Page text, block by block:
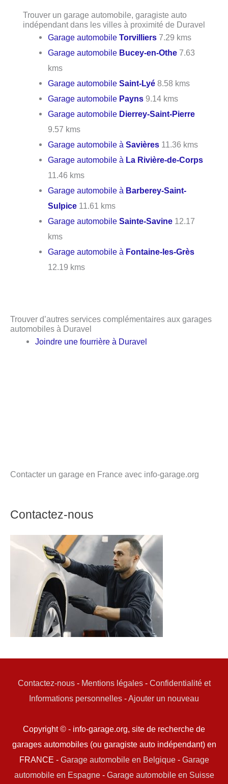
Trouver un garage automobile, garagiste auto
indépendant dans les villes à proximité de Duravel
Garage automobileTorvilliers 7.29 kms
Garage automobile Bucey-en-Othe 7.63
kms
Garage automobileSaint-Lyé 8.58 kms
Garage automobile Payns 9.14 kms
Garage automobile Dierrey-Saint-Pierre
9.57 kms
Garage automobile àSavières 11.36 kms
Garage automobile à La Rivière-de-Corps
11.46 kms
Garage automobile à Barberey-Saint-
Sulpice 11.61 kms
Garage automobileSainte-Savine 12.17
kms
Garage automobile à Fontaine-les-Grès
12.19 kms
Trouver d’autres services complémentaires aux garages
automobiles à Duravel
Joindre une fourrière à Duravel
Contacter un garage en France avec info-garage.org
Contactez-nous
Contactez-nous- Mentions légales- Confidentialité et
Informations personnelles -Ajouter un nouveau
Copyright © - info-garage.org, site de recherche de
garages automobiles (ou garagiste auto indépendant) en
FRANCE - Garage automobile en Belgique- Garage
automobile en Espagne- Garage automobile en Suisse